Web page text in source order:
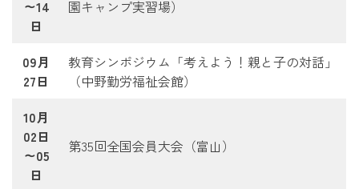
～14
日
園キャンプ実習場）
09月
27日
教育シンポジウム「考えよう！親と子の対話」
（中野勤労福祉会館）
10月
02日
～05
日
第35回全国会員大会（富山）